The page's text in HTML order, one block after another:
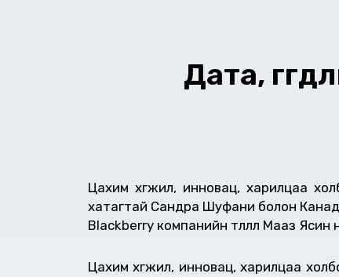
Дата,
Цахим хөгжил, инновац, харилцаа
хатагтай Сандра Шуфани болон
Blackberry компанийн төлөөлөл Мааз
Цахим хөгжил, инновац, харилцаа